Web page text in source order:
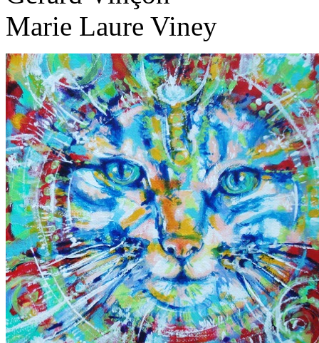
Marie Laure Viney